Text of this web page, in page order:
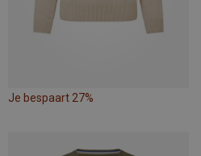
Je bespaart 27%